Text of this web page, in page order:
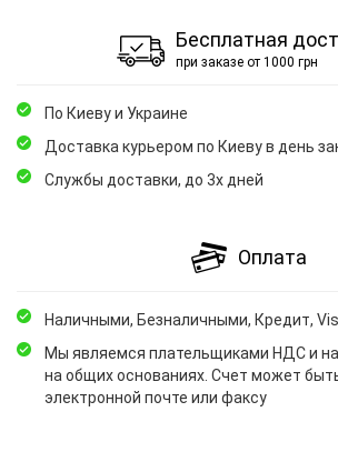
Бесплатная
при заказе от 1000 грн
По Киеву и Украине
Доставка курьером по Киеву в день
Службы доставки, до 3х дней
Оплата
Наличными, Безналичными, Кредит,
Мы являемся плательщиками НДС и
на общих основаниях. Счет может
электронной почте или факсу